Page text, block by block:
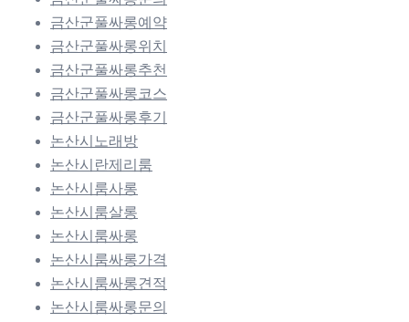
금산군풀싸롱예약
금산군풀싸롱위치
금산군풀싸롱추천
금산군풀싸롱코스
금산군풀싸롱후기
논산시노래방
논산시란제리룸
논산시룸사롱
논산시룸살롱
논산시룸싸롱
논산시룸싸롱가격
논산시룸싸롱견적
논산시룸싸롱문의